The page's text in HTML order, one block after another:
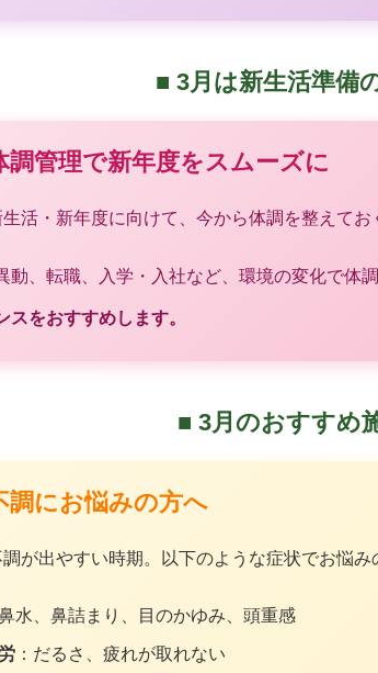
■ 3月は新生活準備
調管理で新年度をスムーズに
活・新年度に向けて、今から体調を整えてお
動、転職、入学・入社など、環境の変化で体
スをおすすめします。
■ 3月のおすすめ
調にお悩みの方へ
が出やすい時期。以下のような症状でお悩み
鼻水、鼻詰まり、目のかゆみ、頭重感
：だるさ、疲れが取れない